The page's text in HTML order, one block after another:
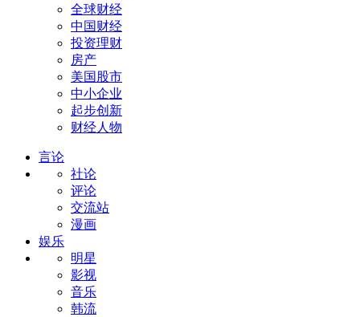
全球财经
中国财经
投资理财
房产
美国股市
中小企业
起步创新
财经人物
言论
社论
评论
交流站
漫画
娱乐
明星
影视
音乐
韩流